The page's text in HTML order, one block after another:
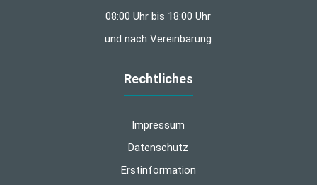
08:00 Uhr bis 18:00 Uhr
und nach Vereinbarung
Rechtliches
Impressum
Datenschutz
Erstinformation